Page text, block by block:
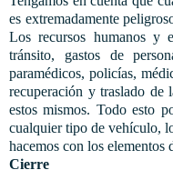
es extremadamente
Los recursos humanos y
tránsito, gastos de
paramédicos, policías,
recuperación y traslado de
estos mismos. Todo esto
cualquier tipo de vehículo,
hacemos con los elementos
Cierre